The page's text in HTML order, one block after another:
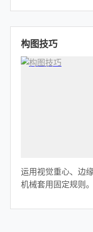
构图技巧
运用视觉重心、边
机械套用固定规则。